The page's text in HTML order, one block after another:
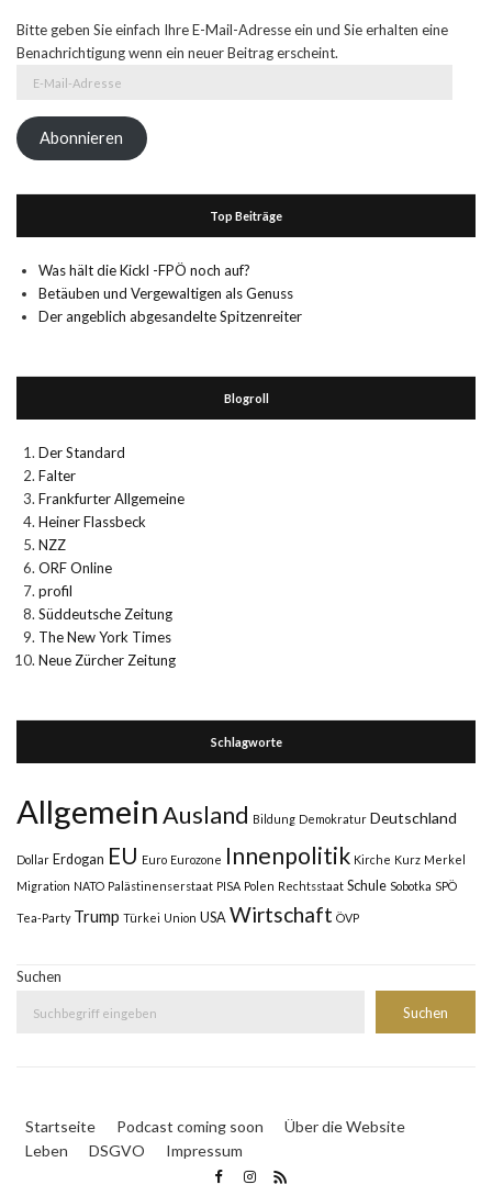
Bitte geben Sie einfach Ihre E-Mail-Adresse ein und Sie erhalten eine
Benachrichtigung wenn ein neuer Beitrag erscheint.
Adresse
Abonnieren
Top Beiträge
Was hält die Kickl -FPÖ noch auf?
Betäuben und Vergewaltigen als Genuss
Der angeblich abgesandelte Spitzenreiter
Blogroll
Der Standard
Falter
Frankfurter Allgemeine
Heiner Flassbeck
NZZ
ORF Online
profil
Süddeutsche Zeitung
The New York Times
Neue Zürcher Zeitung
Schlagworte
AllgemeinAusland Bildung Demokratur Deutschland
Dollar Erdogan EU Euro Eurozone Innenpolitik Kirche Kurz Merkel
Migration NATO Palästinenserstaat PISA Polen Rechtsstaat Schule Sobotka SPÖ
Tea-Party Trump Türkei Union USA Wirtschaft ÖVP
Suchen
Suchen
Startseite Podcast coming soon
Über die Website
Leben
DSGVO Impressum